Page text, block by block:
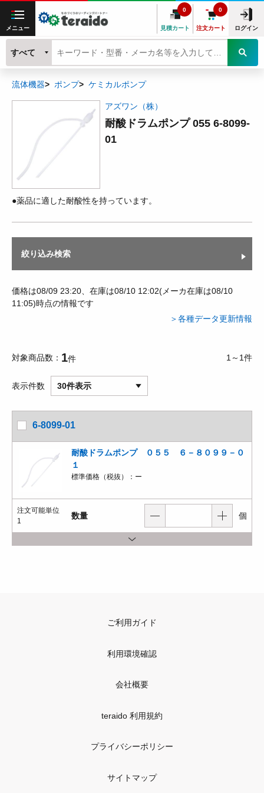
メニュー 見積カート
0
注文カート
0
ログイン
すべて
流体機器 ポンプ ケミカルポンプ
アズワン（株）
耐酸ドラムポンプ 055 6-8099-
01
●薬品に適した耐酸性を持っています。
絞り込み検索
価格は08/09 23:20、在庫は08/10 12:02(メーカ在庫は08/10
11:05)時点の情報です
＞各種データ更新情報
対象商品数 1件 1～1件
表示件数 30件表示
6-8099-01
耐酸ドラムポンプ ０５５ ６－８０９９－０
１
標準価格（税抜）： ー
注文可能単位
1
数量 個
ご利用ガイド
利用環境確認
会社概要
teraido 利用規約
プライバシーポリシー
サイトマップ